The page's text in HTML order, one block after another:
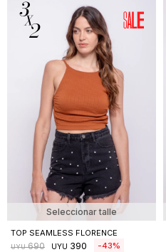
Seleccionar talle
TOP SEAMLESS FLORENCE
UYU 690 UYU 390 43